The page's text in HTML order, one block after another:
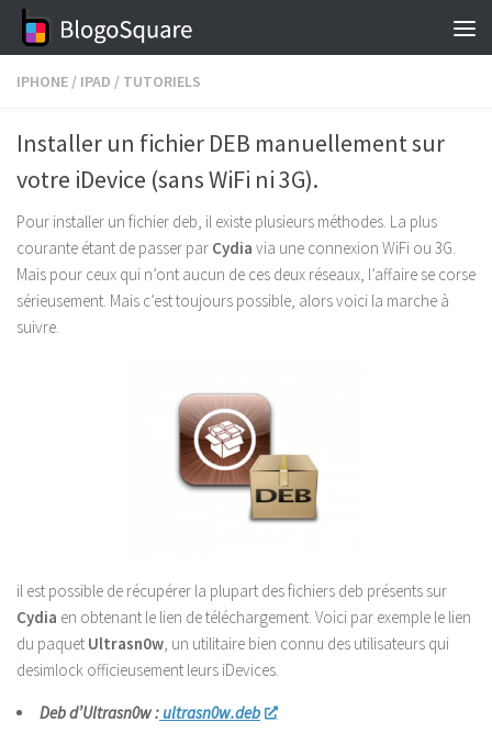
Skip to content
IPHONE / IPAD / TUTORIELS
Installer un fichier DEB manuellement sur
votre iDevice (sans WiFi ni 3G).
Pour installer un fichier deb, il existe plusieurs méthodes. La plus
courante étant de passer par Cydia via une connexion WiFi ou 3G.
Mais pour ceux qui n’ont aucun de ces deux réseaux, l’affaire se corse
sérieusement. Mais c’est toujours possible, alors voici la marche à
suivre.
il est possible de récupérer la plupart des fichiers deb présents sur
Cydia en obtenant le lien de téléchargement. Voici par exemple le lien
du paquet Ultrasn0w, un utilitaire bien connu des utilisateurs qui
desimlock officieusement leurs iDevices.
Deb d’Ultrasn0w :ultrasn0w.deb